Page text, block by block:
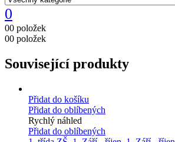
0
00 položek
00 položek
Související produkty
Přidat do košíku
Přidat do oblíbených
Rychlý náhled
Přidat do oblíbených